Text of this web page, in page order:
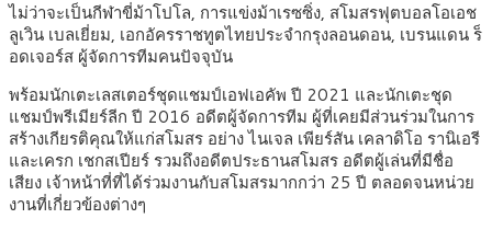
ไม่ว่าจะเป็นกีฬาขี่ม้าโปโล, การแข่งม้าเรซซิ่ง, สโมสรฟุตบอลโอเอช
ลูเวิน เบลเยี่ยม, เอกอัครราชทูตไทยประจำกรุงลอนดอน, เบรนแดน ร็
อดเจอร์ส ผู้จัดการทีมคนปัจจุบัน
พร้อมนักเตะเลสเตอร์ชุดแชมป์เอฟเอคัพ ปี 2021 และนักเตะชุด
แชมป์พรีเมียร์ลีก ปี 2016 อดีตผู้จัดการทีม ผู้ที่เคยมีส่วนร่วมในการ
สร้างเกียรติคุณให้แก่สโมสร อย่าง ไนเจล เพียร์สัน เคลาดิโอ รานิเอรี
และเครก เชกสเปียร์ รวมถึงอดีตประธานสโมสร อดีตผู้เล่นที่มีชื่อ
เสียง เจ้าหน้าที่ที่ได้ร่วมงานกับสโมสรมากกว่า 25 ปี ตลอดจนหน่วย
งานที่เกี่ยวข้องต่างๆ